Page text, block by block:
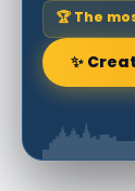
🏆 The
✨